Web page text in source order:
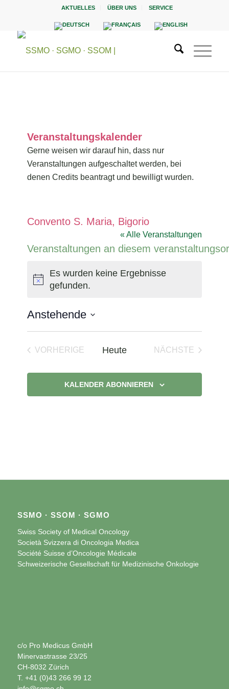
AKTUELLES ÜBER UNS SERVICE
Veranstaltungskalender
Gerne weisen wir darauf hin, dass nur
Veranstaltungen aufgeschaltet werden, bei
denen Credits beantragt und bewilligt wurden.
Convento S. Maria, Bigorio
« Alle Veranstaltungen
Veranstaltungen an diesem
Hinweis
Es wurden keine Ergebnisse
gefunden.
Anstehende
VORHERIGE
Heute
NÄCHSTE
KALENDER ABONNIEREN
SSMO · SSOM · SGMO
Swiss Society of Medical Oncology
Società Svizzera di Oncologia Medica
Société Suisse d’Oncologie Médicale
Schweizerische Gesellschaft für Medizinische Onkologie
c/o Pro Medicus GmbH
Minervastrasse 23/25
CH-8032 Zürich
T. +41 (0)43 266 99 12